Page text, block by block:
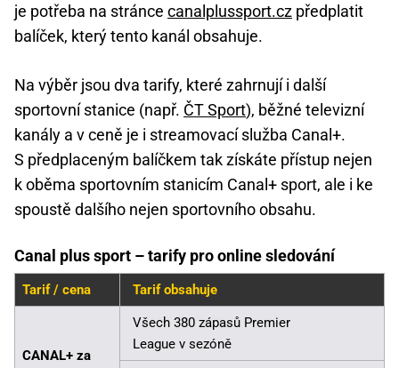
je potřeba na stránce canalplussport.cz předplatit
balíček, který tento kanál obsahuje.
Na výběr jsou dva tarify, které zahrnují i další
sportovní stanice (např. ČT Sport), běžné televizní
kanály a v ceně je i streamovací služba Canal+.
S předplaceným balíčkem tak získáte přístup nejen
k oběma sportovním stanicím Canal+ sport, ale i ke
spoustě dalšího nejen sportovního obsahu.
Canal plus sport – tarify pro online sledování
Tarif / cena Tarif obsahuje
CANAL+ za
Všech 380 zápasů Premier
League v sezóně